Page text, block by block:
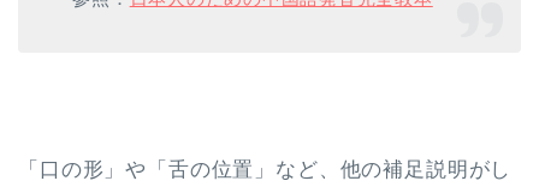
「口の形」や「舌の位置」など、他の補足説明がし